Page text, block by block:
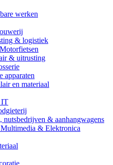
werken
& logistiek
& uitrusting
apparaten
en materiaal
IT
nutsbedrijven & aanhangwagens
& Elektronica